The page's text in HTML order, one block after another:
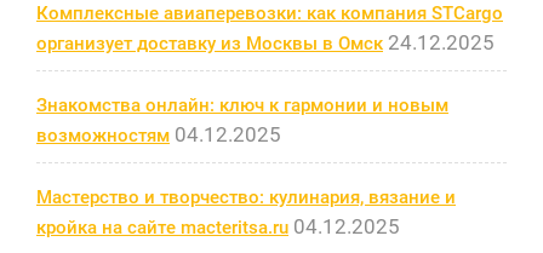
Комплексные авиаперевозки: как компания STCargo
организует доставку из Москвы в Омск 24.12.2025
Знакомства онлайн: ключ к гармонии и новым
возможностям 04.12.2025
Мастерство и творчество: кулинария, вязание и
кройка на сайте macteritsa.ru 04.12.2025